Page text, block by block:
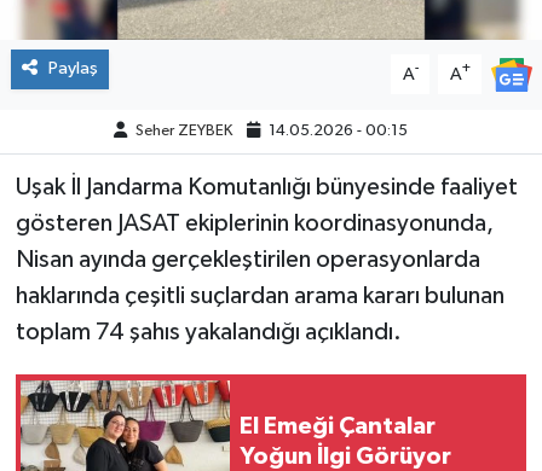
Paylaş A- A+
Seher ZEYBEK 14.05.2026 - 00:15
Uşak İl Jandarma Komutanlığı bünyesinde faaliyet
gösteren JASAT ekiplerinin koordinasyonunda,
Nisan ayında gerçekleştirilen operasyonlarda
haklarında çeşitli suçlardan arama kararı bulunan
toplam 74 şahıs yakalandığı açıklandı.
El Emeği Çantalar
Yoğun İlgi Görüyor